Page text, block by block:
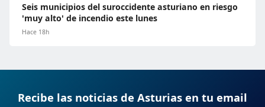
Seis municipios del suroccidente asturiano en riesgo
'muy alto' de incendio este lunes
Hace 18h
Recibe las noticias de Asturias en tu email